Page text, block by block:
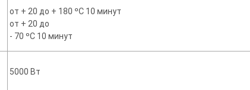
от + 20 до + 180 ºС 10 минут
от + 20 до
- 70 ºС 10 минут
5000 Вт